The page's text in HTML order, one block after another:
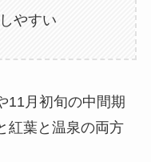
やすい
11月初旬の中間期
紅葉と温泉の両方